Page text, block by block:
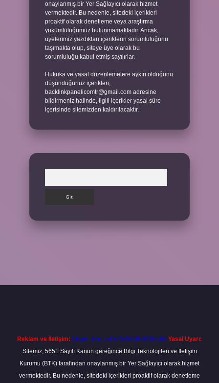
onaylanmış bir Yer Sağlayıcı olarak hizmet
vermektedir. Bu nedenle, sitedeki içerikleri
proaktif olarak denetleme veya araştırma
yükümlülüğümüz bulunmamaktadır. Ancak,
üyelerimiz yazdıkları içeriklerin sorumluluğunu
taşımakta olup, siteye üye olarak bu
sorumluluğu kabul etmiş sayılırlar.
Hukuka ve yasal düzenlemelere aykırı olduğunu
düşündüğünüz içerikleri,
backlinkpanelicomtr@gmail.com adresine
bildirmeniz halinde, ilgili içerikler yasal süre
içerisinde sitemizden kaldırılacaktır.
Reklam ve İletişim: Skype: live:.cid.575569c608265c69 Yasal Uyarı:
Sitemiz, 5651 Sayılı Kanun gereğince Bilgi Teknolojileri ve İletişim
Kurumu (BTK) tarafından onaylanmış bir Yer Sağlayıcı olarak hizmet
vermektedir. Bu nedenle, sitedeki içerikleri proaktif olarak denetleme